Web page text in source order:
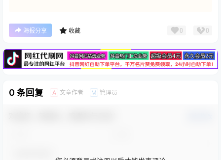
海报分享 收藏 0 0
广告
0 条回复 A 文章作者 M 管理员